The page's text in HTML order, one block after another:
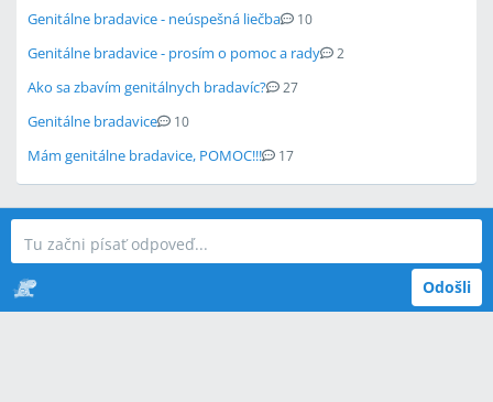
Genitálne bradavice - neúspešná liečba 10
Genitálne bradavice - prosím o pomoc a rady 2
Ako sa zbavím genitálnych bradavíc? 27
Genitálne bradavice 10
Mám genitálne bradavice, POMOC!!! 17
Odošli